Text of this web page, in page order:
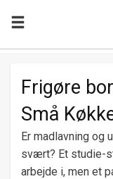
Frigøre
Små
Er madlavning og
svært? Et studie-
arbejde i, men et